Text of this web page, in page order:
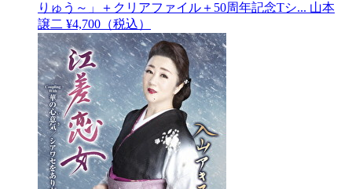
りゅう～」＋クリアファイル＋50周年記念Tシ... 山本
譲二 ¥4,700（税込）